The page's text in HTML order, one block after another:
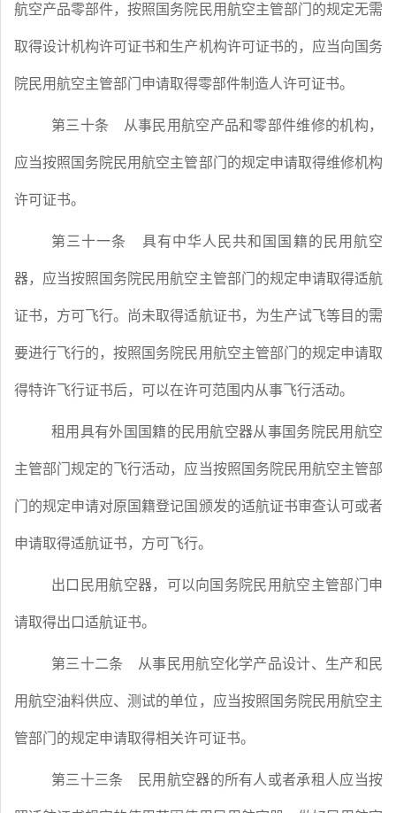
航空产品零部件，按照国务院民用航空主管部门的规定无需
取得设计机构许可证书和生产机构许可证书的，应当向国务
院民用航空主管部门申请取得零部件制造人许可证书。
第三十条 从事民用航空产品和零部件维修的机构，
应当按照国务院民用航空主管部门的规定申请取得维修机构
许可证书。
第三十一条 具有中华人民共和国国籍的民用航空
器，应当按照国务院民用航空主管部门的规定申请取得适航
证书，方可飞行。尚未取得适航证书，为生产试飞等目的需
要进行飞行的，按照国务院民用航空主管部门的规定申请取
得特许飞行证书后，可以在许可范围内从事飞行活动。
租用具有外国国籍的民用航空器从事国务院民用航空
主管部门规定的飞行活动，应当按照国务院民用航空主管部
门的规定申请对原国籍登记国颁发的适航证书审查认可或者
申请取得适航证书，方可飞行。
出口民用航空器，可以向国务院民用航空主管部门申
请取得出口适航证书。
第三十二条 从事民用航空化学产品设计、生产和民
用航空油料供应、测试的单位，应当按照国务院民用航空主
管部门的规定申请取得相关许可证书。
第三十三条 民用航空器的所有人或者承租人应当按